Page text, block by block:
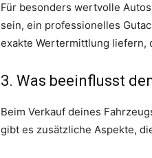
Für besonders wertvolle
sein, ein professionelles
exakte Wertermittlung liefern,
3. Was beeinflusst
Beim Verkauf deines
gibt es zusätzliche Aspekte,